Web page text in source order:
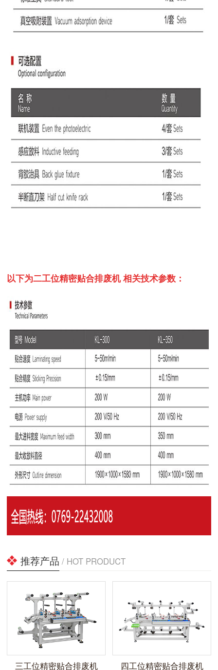
以下为二工位精密贴合排废机相关技术参数：
推荐产品 / HOT PRODUCT
三工位精密贴合排废机 四工位精密贴合排废机